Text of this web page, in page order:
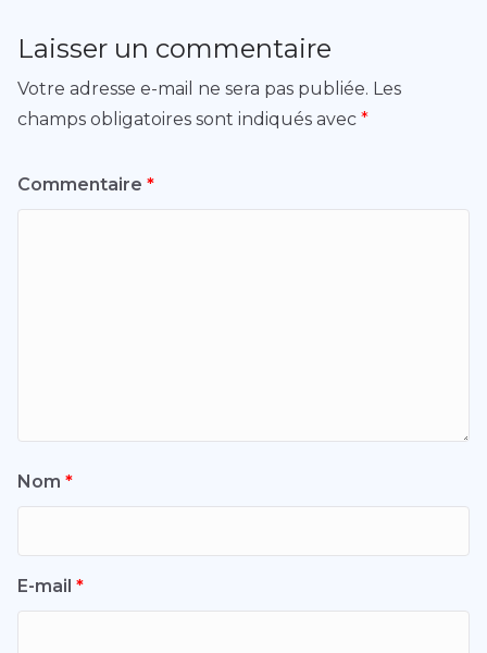
Laisser un commentaire
Votre adresse e-mail ne sera pas publiée. Les
champs obligatoires sont indiqués avec *
Commentaire *
Nom *
E-mail *